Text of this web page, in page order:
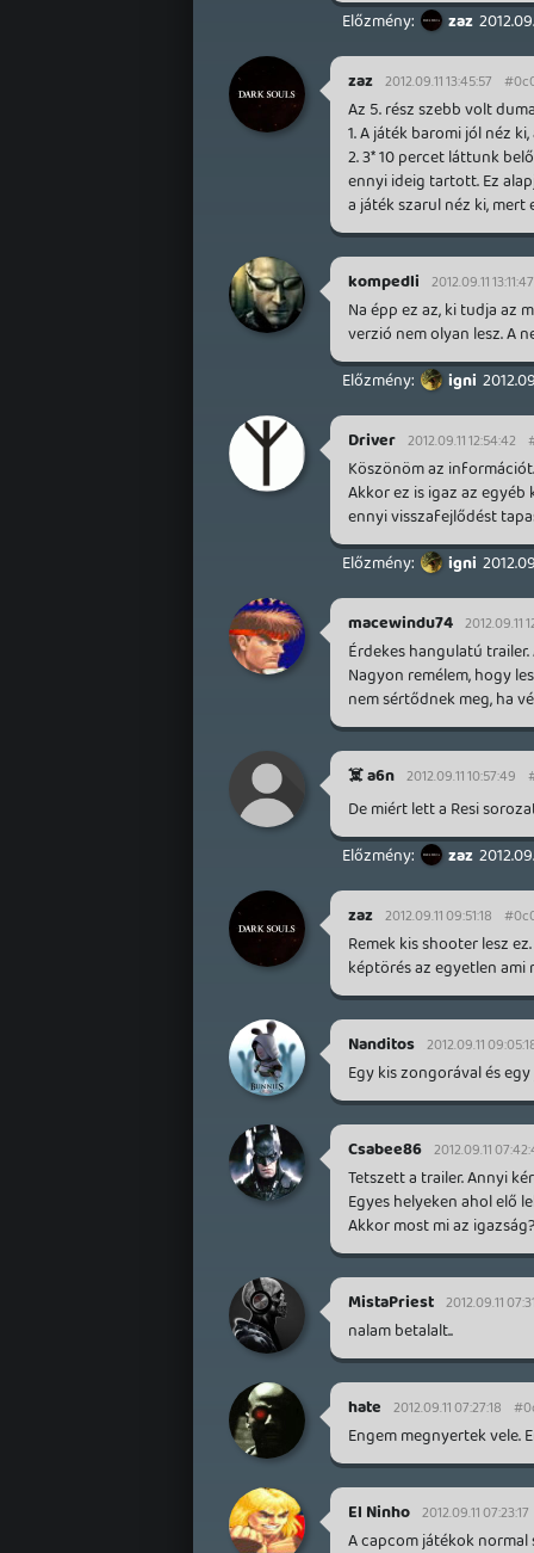
zaz
zaz 2012.09.11 13:45:57
Az 5. rész szebb volt
1. A játék baromi jól néz
2. 3* 10 percet láttunk
ennyi ideig tartott. Ez
a játék szarul néz ki, mert
kompedli 2012.09.11 13:11:47
Na épp ez az, ki tudja az
verzió nem olyan lesz. A
igni
Driver 2012.09.11 12:54:42
Köszönöm az információt.
Akkor ez is igaz az
ennyi visszafejlődést
igni
macewindu74 2012.09.11
Érdekes hangulatú
Nagyon remélem, hogy
nem sértődnek meg, ha
☠️ a6n 2012.09.11 10:57:49
De miért lett a Resi
zaz
zaz 2012.09.11 09:51:18
Remek kis shooter lesz ez.
képtörés az egyetlen ami
Nanditos 2012.09.11
Egy kis zongorával és
Csabee86 2012.09.11
Tetszett a trailer. Annyi
Egyes helyeken ahol elő
Akkor most mi az igazság?
MistaPriest 2012.09.11
nalam betalalt..
hate 2012.09.11 07:27:18
Engem megnyertek vele.
El Ninho 2012.09.11 07:23:17
A capcom játékok normal